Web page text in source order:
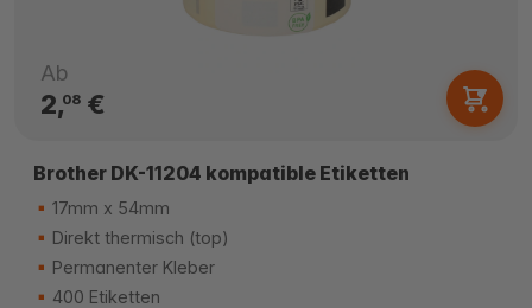
Ab
2,08€
Brother DK-11204 kompatible Etiketten
17mm x 54mm
Direkt thermisch (top)
Permanenter Kleber
400 Etiketten